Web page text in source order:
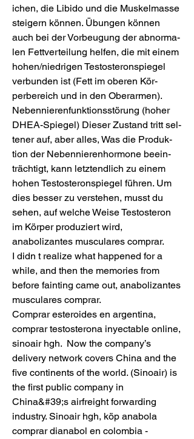
ichen, die Libido und die Muskel­masse
ste­igern kön­nen. Übun­gen kön­nen
auch bei der Vor­beu­gung der abnor­ma­
len Fet­tver­te­ilung hel­fen, die mit einem
hohen/nie­dri­gen Testo­ste­ron­spie­gel
ver­bun­den ist (Fett im obe­ren Kör­
perbereich und in den Obe­rar­men).
Neben­nie­ren­funk­tions­störung (hoher
DHEA-Spie­gel) Die­ser Zustand tritt sel­
tener auf, aber alles, Was die Pro­duk­
tion der Neben­nie­ren­hor­mone beein­
träch­tigt, kann letz­ten­dlich zu einem
hohen Testo­ste­ron­spie­gel füh­ren. Um
dies bes­ser zu ver­ste­hen, musst du
sehen, auf welche Weise Testo­ste­ron
im Kör­per pro­du­ziert wird,
anabolizantes musculares comprar.
I didn t realize what happened for a
while, and then the memories from
before fainting came out, anabolizantes
musculares comprar.
Comprar esteroides en argentina,
comprar testosterona inyectable online,
sinoair hgh.  Now the company’s
delivery network covers China and the
five continents of the world. (Sinoair) is
the first public company in
China&#39;s airfreight forwarding
industry. Sinoair hgh, köp anabola
comprar dianabol en colombia -